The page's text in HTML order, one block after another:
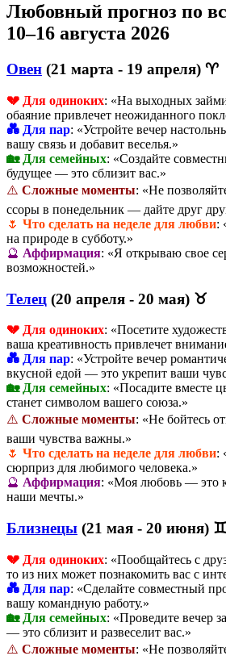
Любовный прогноз по
10–16 августа 2026
Овен (21 марта - 19 апреля) ♈
💔 Для одиноких: «На выходных
обаяние привлечет неожиданного
💑 Для пар: «Устройте вечер
вашу связь и добавит веселья.»
🏡 Для семейных: «Создайте
будущее — это сблизит вас.»
⚠️ Сложные моменты: «Не
ссоры в понедельник — дайте друг
🌷 Что сделать на неделе для любви:
на природе в субботу.»
🔮 Аффирмация: «Я открываю свое
возможностей.»
Телец (20 апреля - 20 мая) ♉
💔 Для одиноких: «Посетите
ваша креативность привлечет
💑 Для пар: «Устройте вечер
вкусной едой — это укрепит ваши
🏡 Для семейных: «Посадите вместе
станет символом вашего союза.»
⚠️ Сложные моменты: «Не бойтесь
ваши чувства важны.»
🌷 Что сделать на неделе для любви:
сюрприз для любимого человека.»
🔮 Аффирмация: «Моя любовь — это
наши мечты.»
Близнецы (21 мая - 20 июня) ♊
💔 Для одиноких: «Пообщайтесь с
то из них может познакомить вас с
💑 Для пар: «Сделайте совместный
вашу командную работу.»
🏡 Для семейных: «Проведите вечер
— это сблизит и развеселит вас.»
⚠️ Сложные моменты: «Не